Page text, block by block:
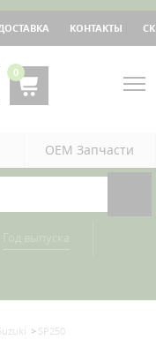
КОНТАКТЫ
0
OEM Запчасти
SP250